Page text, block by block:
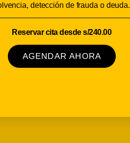
detección de frauda o deuda.
Reservar cita desde s/240.00
AGENDAR AHORA